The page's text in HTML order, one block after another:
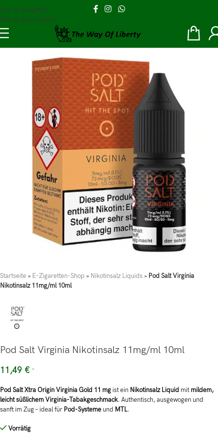
Skip to navigation
Skip to main content
Startseite » E-Zigaretten-Shop » Nikotinsalz Liquids » Pod Salt Virginia
Nikotinsalz 11mg/ml 10ml
Pod Salt Virginia Nikotinsalz 11mg/ml 10ml
11,49 € *
Pod Salt Xtra Origin Virginia Gold 11 mg ist ein Nikotinsalz Liquid mit mildem,
leicht süßlichem Virginia-Tabakgeschmack. Authentisch, ausgewogen und
sanft im Zug – ideal für Pod-Systeme und MTL.
Vorrätig